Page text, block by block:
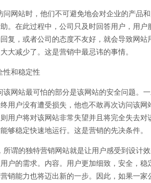
问网站时，他们不可避免地会对企业的产品
。在此过程中，公司只及时回答用户，用
复，或者公司的态度不友好，就会导致网
大减少了。这是营销中最忌讳的事情。
性和稳定性
该网站最可怕的部分是该网站的安全问题。
用户没有遭受损失，他也不敢再次访问该
用户将对该网站非常失望并且将完全失去
够稳定快速地运行。这是营销的先决条件。
所谓的独特营销网站就是让用户感受到设计
户的需求。内容。用户更加细致，安全，
销能力也将迈出新的一步。因此，如果一